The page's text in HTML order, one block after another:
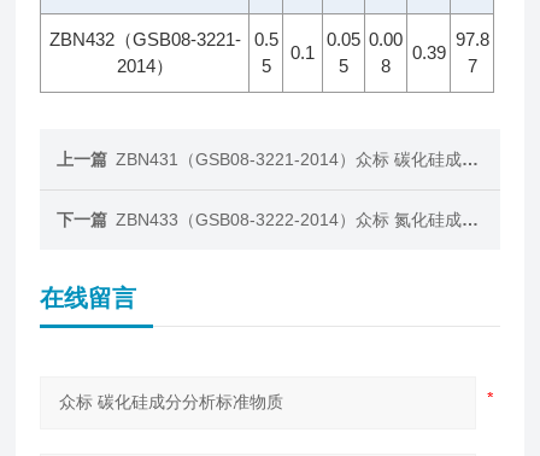
ZBN432（GSB08-3221-
2014）
0.5
5
0.1
0.05
5
0.00
8
0.39
97.8
7
上一篇 ZBN431（GSB08-3221-2014）众标 碳化硅成分分析标准物质
下一篇 ZBN433（GSB08-3222-2014）众标 氮化硅成分分析标准物质
在线留言